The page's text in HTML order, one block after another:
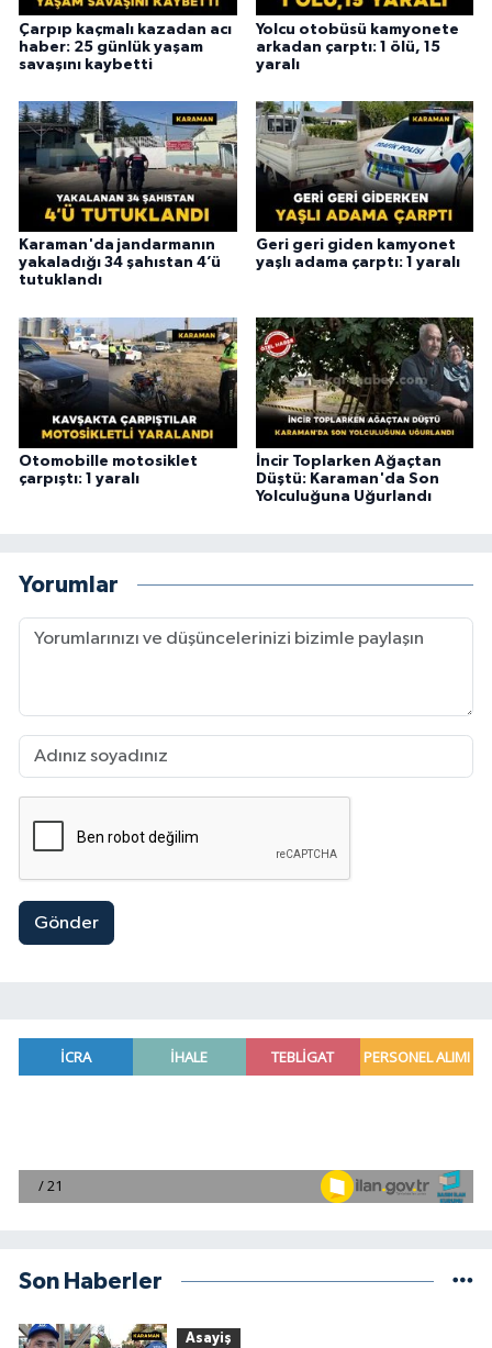
Çarpıp kaçmalı kazadan acı
haber: 25 günlük yaşam
savaşını kaybetti
Yolcu otobüsü kamyonete
arkadan çarptı: 1 ölü, 15
yaralı
Karaman'da jandarmanın
yakaladığı 34 şahıstan 4’ü
tutuklandı
Geri geri giden kamyonet
yaşlı adama çarptı: 1 yaralı
Otomobille motosiklet
çarpıştı: 1 yaralı
İncir Toplarken Ağaçtan
Düştü: Karaman'da Son
Yolculuğuna Uğurlandı
Yorumlar
Gönder
Son Haberler
Asayiş